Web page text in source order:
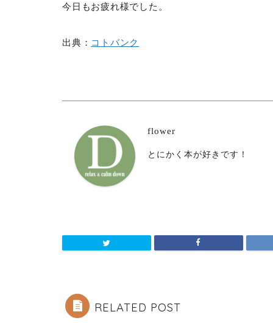
今日もお疲れ様でした。
出典： コトバンク
flower
とにかく本が好きです！
RELATED POST